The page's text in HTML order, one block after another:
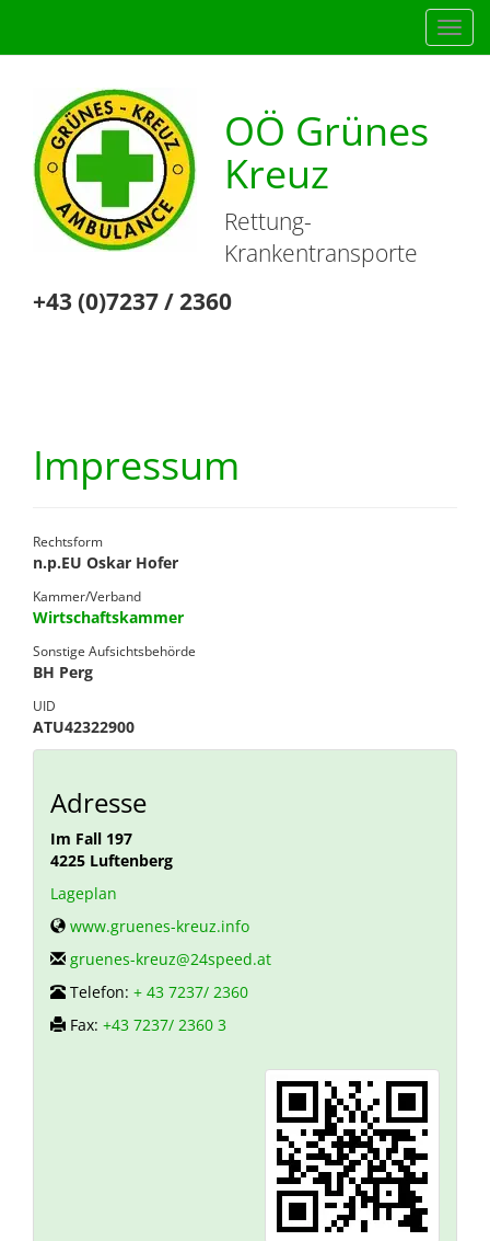
OÖ Grünes
Kreuz
Rettung-
Krankentransporte
+43 (0)7237 / 2360
Impressum
Rechtsform
n.p.EU Oskar Hofer
Kammer/Verband
Wirtschaftskammer
Sonstige Aufsichtsbehörde
BH Perg
UID
ATU42322900
Adresse
Im Fall 197
4225 Luftenberg
Lageplan
www.gruenes-kreuz.info
gruenes-kreuz@24speed.at
Telefon: + 43 7237/ 2360
Fax: +43 7237/ 2360 3